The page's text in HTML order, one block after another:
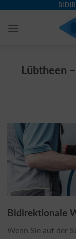
content
Lübtheen
Bidirektionale
Wenn Sie auf der